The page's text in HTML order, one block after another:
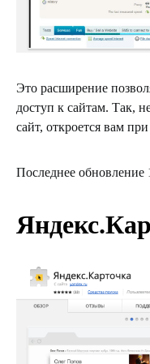
Это расширение
доступ к сайтам. Так,
сайт, откроется вам
Последнее обновление